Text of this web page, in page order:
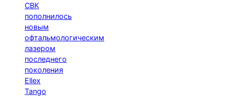
СВК
пополнилось
новым
офтальмологическим
лазером
последнего
поколения
Ellex
Tango